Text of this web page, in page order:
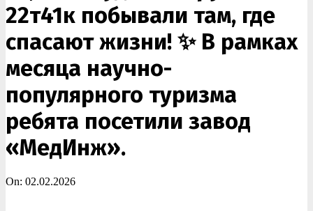
22т41к побывали там, где
спасают жизни! ✨ В рамках
месяца научно-
популярного туризма
ребята посетили завод
«МедИнж».
On: 02.02.2026